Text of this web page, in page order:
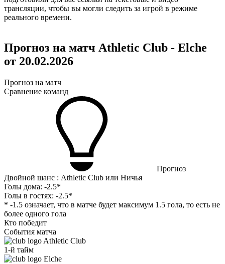
трансляции, чтобы вы могли следить за игрой в режиме
реального времени.
Прогноз на матч Athletic Club - Elche
от 20.02.2026
Прогноз на матч
Сравнение команд
Прогноз
Двойной шанс : Athletic Club или Ничья
Голы дома: -2.5*
Голы в гостях: -2.5*
* -1.5 означает, что в матче будет максимум 1.5 гола, то есть не
более одного гола
Кто победит
События матча
Athletic Club
1-й тайм
Elche